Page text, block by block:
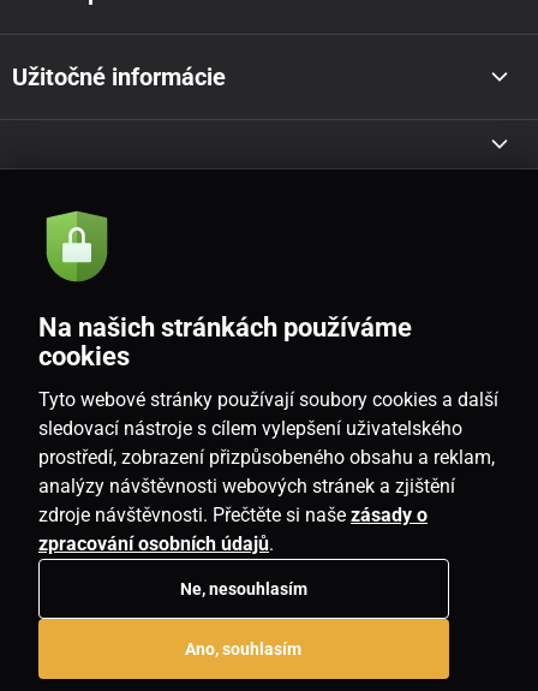
Užitočné informácie
Akcie a novinky e-mailom
Souhlasím sezásadami zpracování osobních údajů
SK
www.housemania.sk
Na našich stránkách používáme
cookies
Tyto webové stránky používají soubory cookies a další
sledovací nástroje s cílem vylepšení uživatelského
prostředí, zobrazení přizpůsobeného obsahu a reklam,
analýzy návštěvnosti webových stránek a zjištění
zdroje návštěvnosti. Přečtěte si naše zásady o
zpracování osobních údajů.
Ne, nesouhlasím
Ano, souhlasím